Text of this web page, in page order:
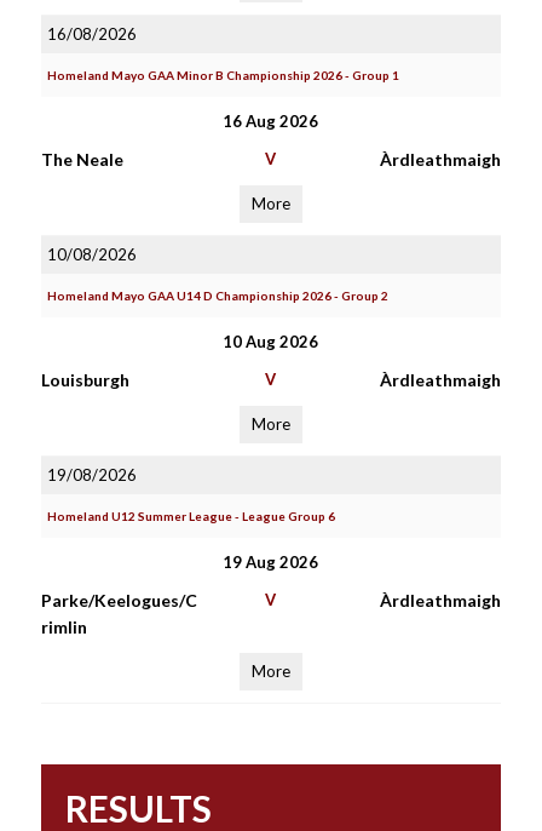
16/08/2026
Homeland Mayo GAA Minor B Championship 2026 - Group 1
16 Aug 2026
The Neale V Àrdleathmaigh
More
10/08/2026
Homeland Mayo GAA U14 D Championship 2026 - Group 2
10 Aug 2026
Louisburgh V Àrdleathmaigh
More
19/08/2026
Homeland U12 Summer League - League Group 6
19 Aug 2026
Parke/Keelogues/C
rimlin
V Àrdleathmaigh
More
RESULTS